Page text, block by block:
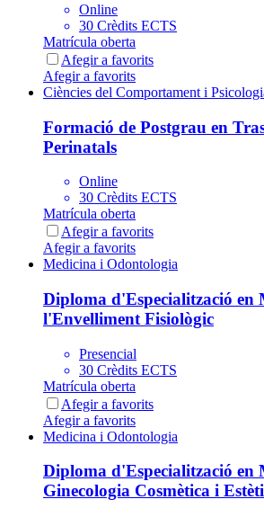
Online
30 Crèdits ECTS
Matrícula oberta
Afegir a favorits
Afegir a favorits
Ciències del Comportament i
Formació de Postgrau en
Perinatals
Online
30 Crèdits ECTS
Matrícula oberta
Afegir a favorits
Afegir a favorits
Medicina i Odontologia
Diploma d'Especialització en
l'Envelliment Fisiològic
Presencial
30 Crèdits ECTS
Matrícula oberta
Afegir a favorits
Afegir a favorits
Medicina i Odontologia
Diploma d'Especialització en
Ginecologia Cosmètica i